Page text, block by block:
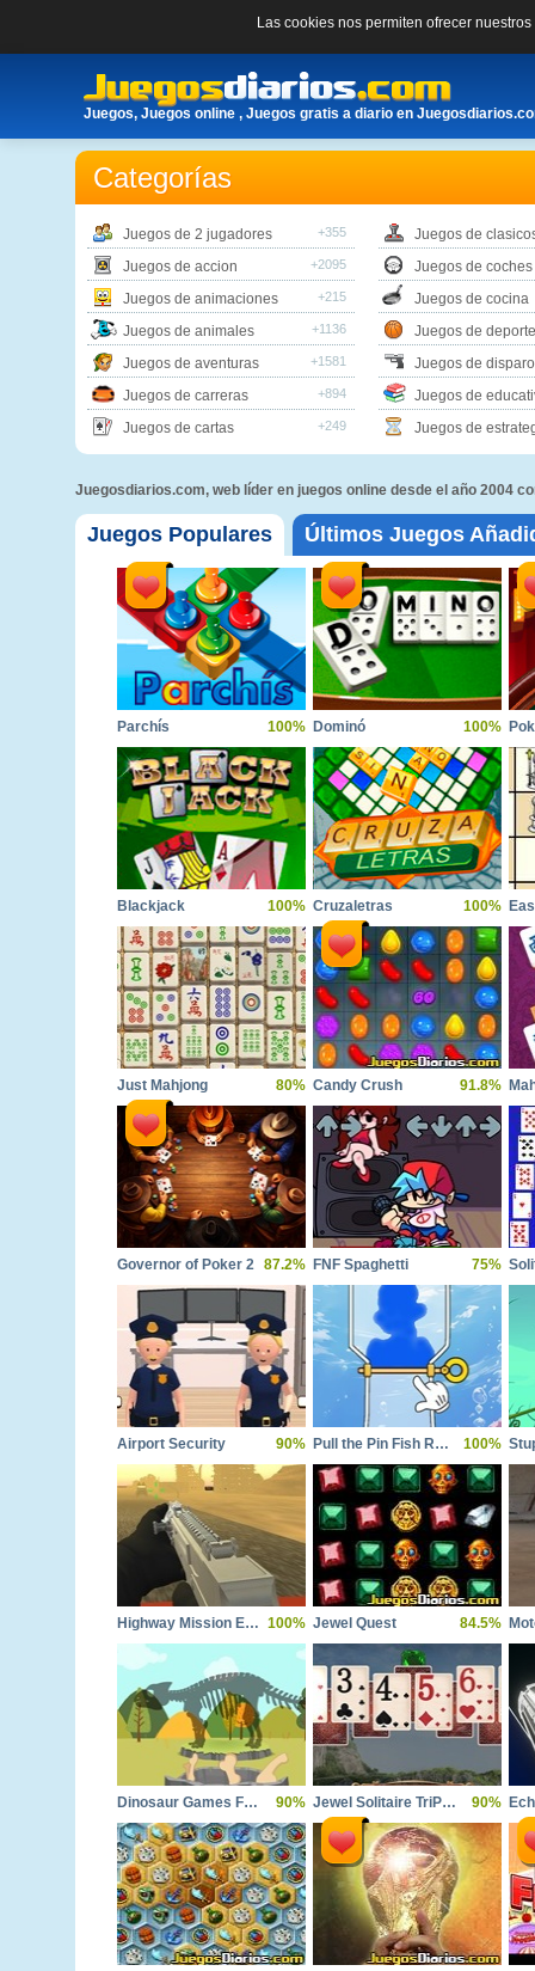
Las cookies nos permiten ofrecer
Juegos, Juegos online , Juegos gratis a diario en
Categorías
Juegos de 2 jugadores +355
Juegos de accion +2095
Juegos de animaciones +215
Juegos de animales +1136
Juegos de aventuras +1581
Juegos de carreras +894
Juegos de cartas +249
Juegos de
Juegos de coches
Juegos de cocina
Juegos de
Juegos de
Juegos de
Juegos de
Juegosdiarios.com, web líder en juegos online desde el año 2004
Juegos Populares Últimos Juegos
Parchís 100% Dominó 100%
Blackjack 100% Cruzaletras 100%
Just Mahjong 80% Candy Crush 91.8%
Governor of Poker 2 87.2% FNF Spaghetti 75%
Airport Security 90% Pull the Pin Fish Rescue 100%
Highway Mission Escape 100% Jewel Quest 84.5%
Dinosaur Games For Toddlers 90% Jewel Solitaire TriPeaks 90%